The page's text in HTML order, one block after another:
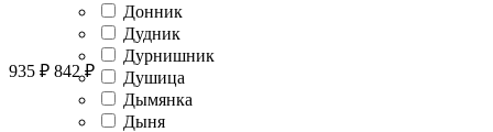
Донник
Дудник
Дурнишник
Душица
Дымянка
Дыня
935 ₽ 842 ₽